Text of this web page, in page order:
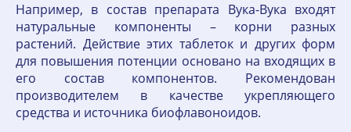
Например, в состав препарата Вука-Вука входят
натуральные компоненты – корни разных
растений. Действие этих таблеток и других форм
для повышения потенции основано на входящих в
его состав компонентов. Рекомендован
производителем в качестве укрепляющего
средства и источника биофлавоноидов.